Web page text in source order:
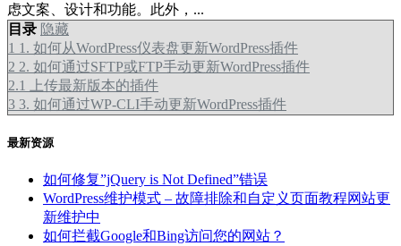
虑文案、设计和功能。此外，...
目录 隐藏
1 1. 如何从WordPress仪表盘更新WordPress插件
2 2. 如何通过SFTP或FTP手动更新WordPress插件
2.1
上传最新版本的插件
3 3. 如何通过WP-CLI手动更新WordPress插件
最新资源
如何修复”jQuery is Not Defined”错误
WordPress维护模式 – 故障排除和自定义页面教程网站更
新维护中
如何拦截Google和Bing访问您的网站？